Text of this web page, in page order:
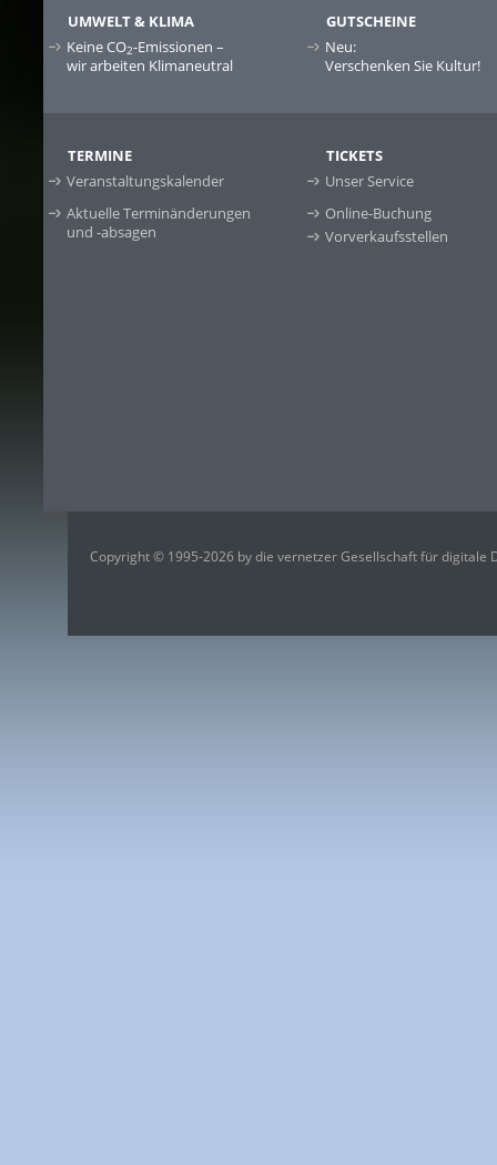
UMWELT & KLIMA
Keine CO2-Emissionen –
wir arbeiten Klimaneutral
GUTSCHEINE
Neu:
Verschenken Sie Kultur!
TERMINE
Veranstaltungskalender
Aktuelle Terminänderungen
und -absagen
TICKETS
Unser Service
Online-Buchung
Vorverkaufsstellen
Copyright © 1995-2026 by die vernetzer Gesellschaft für digitale